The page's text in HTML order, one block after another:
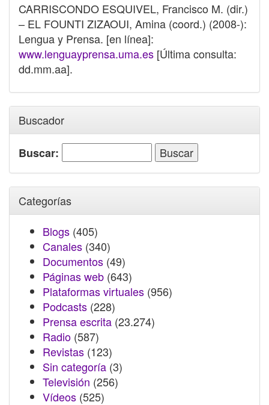
CARRISCONDO ESQUIVEL, Francisco M. (dir.)
– EL FOUNTI ZIZAOUI, Amina (coord.) (2008-):
Lengua y Prensa. [en línea]:
www.lenguayprensa.uma.es [Última consulta:
dd.mm.aa].
Buscador
Buscar:
Categorías
Blogs (405)
Canales (340)
Documentos (49)
Páginas web (643)
Plataformas virtuales (956)
Podcasts (228)
Prensa escrita (23.274)
Radio (587)
Revistas (123)
Sin categoría (3)
Televisión (256)
Vídeos (525)